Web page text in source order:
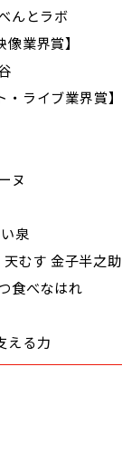
んとラボ
業界賞】
・ライブ業界賞】
ヌ
泉
天むす 金子半之助
食べなはれ
える力